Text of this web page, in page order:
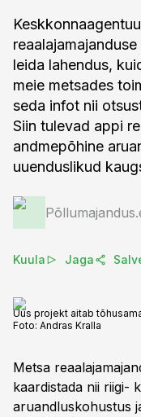
leida lahendus,
meie metsades
seda infot nii
Siin tulevad appi
andmepõhine
uuenduslikud
Kuula Jaga
Uus projekt aitab
Foto: Andras Kralla
Metsa
kaardistada nii riigi-
aruandluskohustus